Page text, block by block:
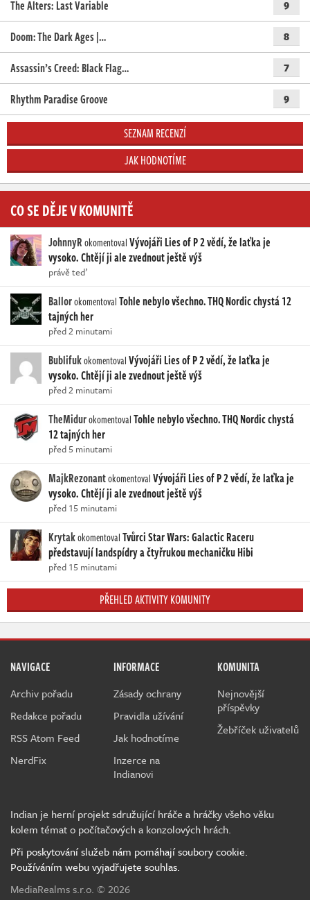
The Alters: Last Variable 9
Doom: The Dark Ages |… 8
Assassin’s Creed: Black Flag… 7
Rhythm Paradise Groove 9
SEZNAM RECENZÍ
JAK HODNOTÍME
CO SE DĚJE V KOMUNITĚ
JohnnyRokomentovalVývojáři Lies of P 2 vědí, že laťka je
vysoko. Chtějí ji ale zvednout ještě výš
právě teď
BallorokomentovalTohle nebylo všechno. THQ Nordic chystá 12
tajných her
před 2 minutami
BublifukokomentovalVývojáři Lies of P 2 vědí, že laťka je
vysoko. Chtějí ji ale zvednout ještě výš
před 2 minutami
TheMidurokomentovalTohle nebylo všechno. THQ Nordic chystá
12 tajných her
před 5 minutami
MajkRezonantokomentovalVývojáři Lies of P 2 vědí, že laťka je
vysoko. Chtějí ji ale zvednout ještě výš
před 15 minutami
KrytakokomentovalTvůrci Star Wars: Galactic Raceru
představují landspídry a čtyřrukou mechaničku Hibi
před 15 minutami
PŘEHLED AKTIVITY KOMUNITY
NAVIGACE
Archiv pořadu
Redakce pořadu
RSS Atom Feed
NerdFix
INFORMACE
Zásady ochrany
Pravidla užívání
Jak hodnotíme
Inzerce na
Indianovi
KOMUNITA
Nejnovější
příspěvky
Žebříček uživatelů
Indian je herní projekt sdružující hráče a hráčky všeho věku
kolem témat o počítačových a konzolových hrách.
Při poskytování služeb nám pomáhají soubory cookie.
Používáním webu vyjadřujete souhlas.
MediaRealms s.r.o. © 2026